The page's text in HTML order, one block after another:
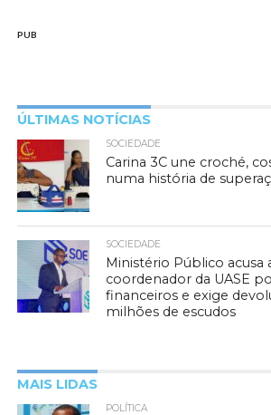
PUB
ÚLTIMAS NOTÍCIAS
SOCIEDADE
Carina 3C une croché,
numa história de
SOCIEDADE
Ministério Público acusa
coordenador da UASE
financeiros e exige
milhões de escudos
MAIS LIDAS
POLÍTICA